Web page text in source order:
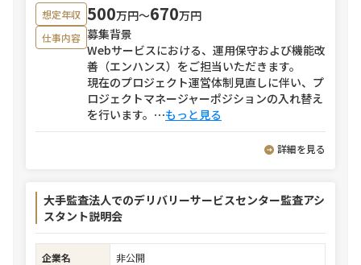
想定年収 500万円〜670万円
仕事内容 募集背景
Webサービスにおける、運用保守および機能改
善（エンハンス）をご担当いただきます。
現在のプロジェクト運営体制見直しに伴い、プ
ロジェクトマネージャーポジションの入れ替え
を行います。 ⋯もっと見る
詳細を見る
大手監査法人でのデリバリーサービスセンター監査アシ
スタント説明会
企業名
非公開